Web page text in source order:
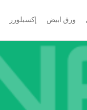
إكسبلورر ورق ابيض